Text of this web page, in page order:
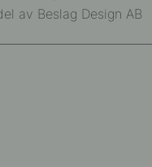
av Beslag Design AB